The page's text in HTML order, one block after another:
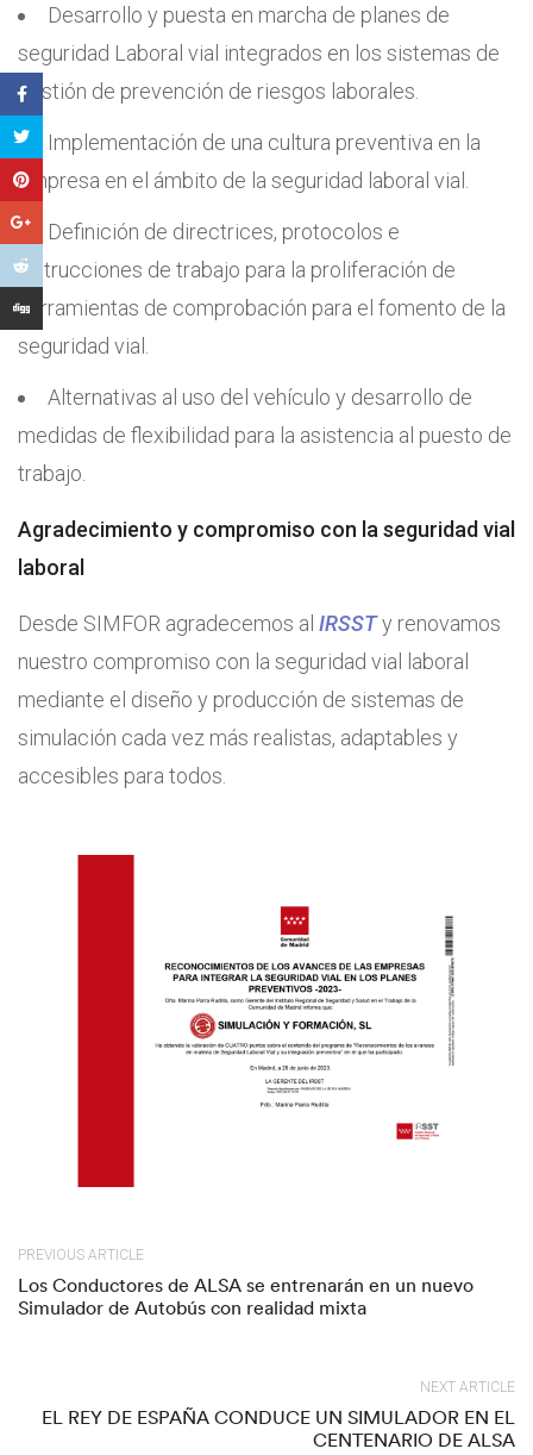
Desarrollo y puesta en marcha de planes de
seguridad Laboral vial integrados en los sistemas de
gestión de prevención de riesgos laborales.
Implementación de una cultura preventiva en la
empresa en el ámbito de la seguridad laboral vial.
Definición de directrices, protocolos e
instrucciones de trabajo para la proliferación de
herramientas de comprobación para el fomento de la
seguridad vial.
Alternativas al uso del vehículo y desarrollo de
medidas de flexibilidad para la asistencia al puesto de
trabajo.
Agradecimiento y compromiso con la seguridad vial
laboral
Desde SIMFOR agradecemos al IRSSTy renovamos
nuestro compromiso con la seguridad vial laboral
mediante el diseño y producción de sistemas de
simulación cada vez más realistas, adaptables y
accesibles para todos.
PREVIOUS ARTICLE
Los Conductores de ALSA se entrenarán en un nuevo
Simulador de Autobús con realidad mixta
NEXT ARTICLE
EL REY DE ESPAÑA CONDUCE UN SIMULADOR EN EL
CENTENARIO DE ALSA